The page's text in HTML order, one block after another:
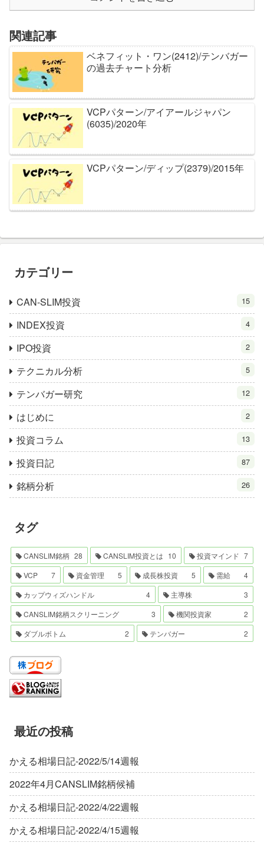
関連記事
ベネフィット・ワン(2412)/テンバガー
の過去チャート分析
VCPパターン/アイアールジャパン
(6035)/2020年
VCPパターン/ディップ(2379)/2015年
カテゴリー
CAN-SLIM投資 15
INDEX投資 4
IPO投資 2
テクニカル分析 5
テンバガー研究 12
はじめに 2
投資コラム 13
投資日記 87
銘柄分析 26
タグ
CANSLIM銘柄 28 CANSLIM投資とは 10 投資マインド 7
VCP
7 資金管理 5 成長株投資 5 需給
4
カップウィズハンドル
4 主導株
3
CANSLIM銘柄スクリーニング
3 機関投資家
2
ダブルボトム
2 テンバガー 2
最近の投稿
かえる相場日記-2022/5/14週報
2022年4月CANSLIM銘柄候補
かえる相場日記-2022/4/22週報
かえる相場日記-2022/4/15週報